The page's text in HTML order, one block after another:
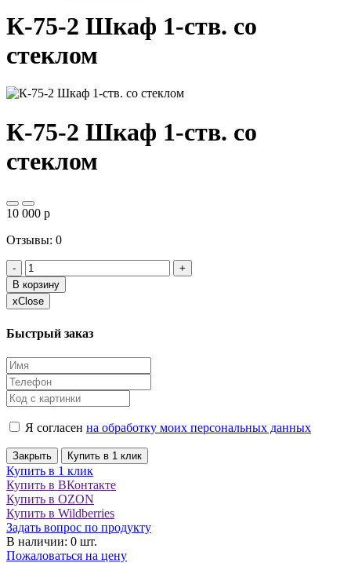
К-75-2 Шкаф 1-ств. со
стеклом
К-75-2 Шкаф 1-ств. со
стеклом
10 000 p
Отзывы: 0
-
+
В корзину
xClose
Быстрый заказ
Я согласен на обработку моих персональных данных
Закрыть Купить в 1 клик
Купить в 1 клик
Купить в ВКонтакте
Купить в OZON
Купить в Wildberries
Задать вопрос по продукту
В наличии: 0 шт.
Пожаловаться на цену